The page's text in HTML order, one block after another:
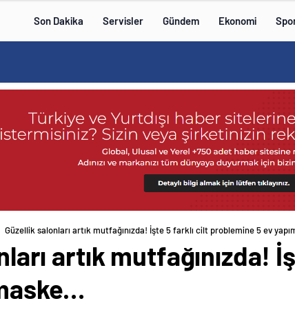
Son Dakika Servisler Gündem Ekonomi
Güzellik salonları artık mutfağınızda! İşte 5 farklı cilt problemine 5 ev
artık mutfağınızda!